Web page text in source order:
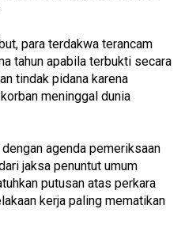
para terdakwa terancam
tahun apabila terbukti secara
tindak pidana karena
meninggal dunia
agenda pemeriksaan
jaksa penuntut umum
putusan atas perkara
kerja paling mematikan